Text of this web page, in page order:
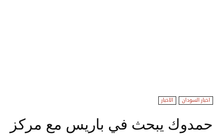
اخبار السودان الاخبار
حمدوك يبحث في باريس مع مركز